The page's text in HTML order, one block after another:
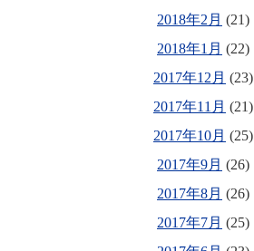
2018年2月 (21)
2018年1月 (22)
2017年12月 (23)
2017年11月 (21)
2017年10月 (25)
2017年9月 (26)
2017年8月 (26)
2017年7月 (25)